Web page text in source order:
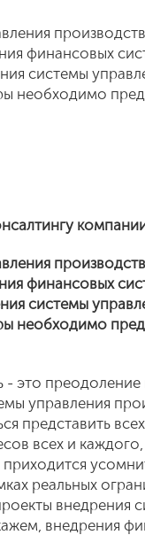
финансовых
системы
необходимо
финансовых
системы
необходимо
- это преодоление
управления
представить
всех и
реальных
внедрения
внедрения